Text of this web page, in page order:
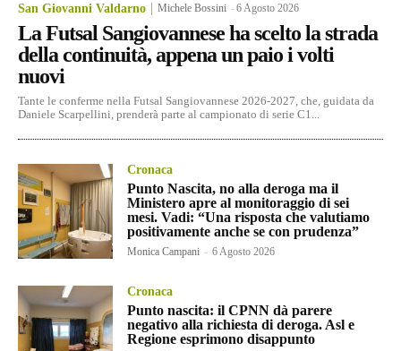
San Giovanni Valdarno Michele Bossini -6 Agosto 2026
La Futsal Sangiovannese ha scelto la strada
della continuità, appena un paio i volti
nuovi
Tante le conferme nella Futsal Sangiovannese 2026-2027, che, guidata da
Daniele Scarpellini, prenderà parte al campionato di serie C1...
Cronaca
Punto Nascita, no alla deroga ma il
Ministero apre al monitoraggio di sei
mesi. Vadi: “Una risposta che valutiamo
positivamente anche se con prudenza”
Monica Campani - 6 Agosto 2026
Cronaca
Punto nascita: il CPNN dà parere
negativo alla richiesta di deroga. Asl e
Regione esprimono disappunto